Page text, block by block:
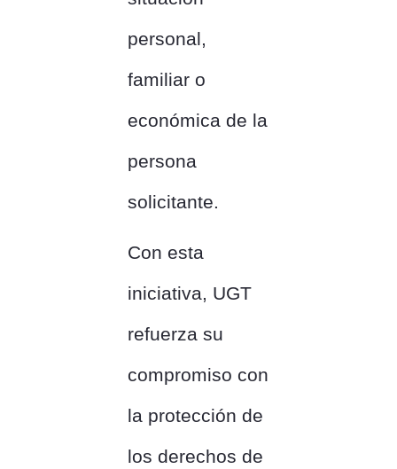
personal,
familiar o
económica de la
persona
solicitante.
Con esta
iniciativa, UGT
refuerza su
compromiso con
la protección de
los derechos de